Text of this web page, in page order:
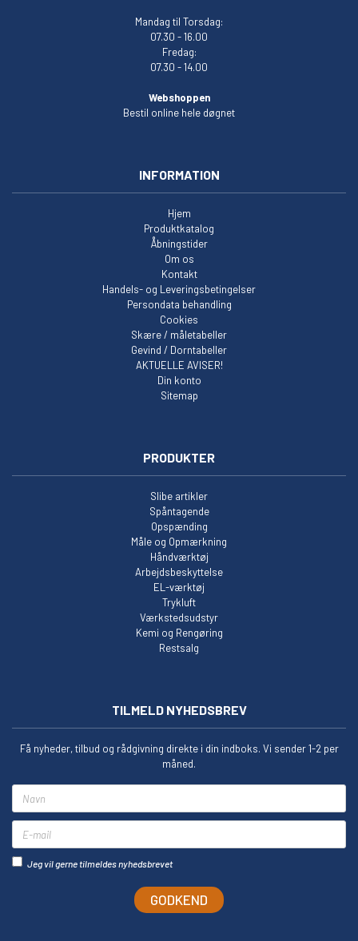
Mandag til Torsdag:
07.30 - 16.00
Fredag:
07.30 - 14.00
Webshoppen
Bestil online hele døgnet
INFORMATION
Hjem
Produktkatalog
Åbningstider
Om os
Kontakt
Handels- og Leveringsbetingelser
Persondata behandling
Cookies
Skære / måletabeller
Gevind / Dorntabeller
AKTUELLE AVISER!
Din konto
Sitemap
PRODUKTER
Slibe artikler
Spåntagende
Opspænding
Måle og Opmærkning
Håndværktøj
Arbejdsbeskyttelse
EL-værktøj
Trykluft
Værkstedsudstyr
Kemi og Rengøring
Restsalg
TILMELD NYHEDSBREV
Få nyheder, tilbud og rådgivning direkte i din indboks. Vi sender 1-2 per
måned.
Jeg vil gerne tilmeldes nyhedsbrevet
GODKEND